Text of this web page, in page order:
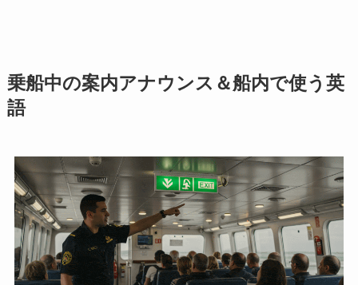
乗船中の案内アナウンス＆船内で使う英
語